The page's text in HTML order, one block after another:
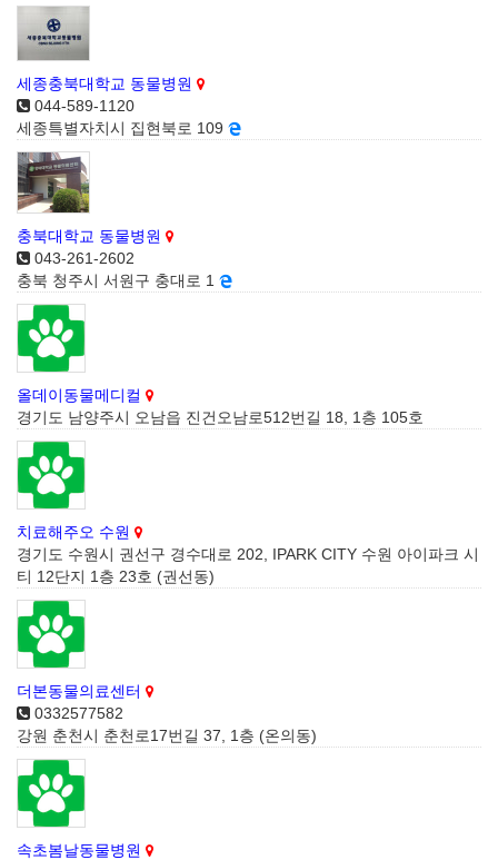
세종충북대학교 동물병원
044-589-1120
세종특별자치시 집현북로 109
충북대학교 동물병원
043-261-2602
충북 청주시 서원구 충대로 1
올데이동물메디컬
경기도 남양주시 오남읍 진건오남로512번길 18, 1층 105호
치료해주오 수원
경기도 수원시 권선구 경수대로 202, IPARK CITY 수원 아이파크 시
티 12단지 1층 23호 (권선동)
더본동물의료센터
0332577582
강원 춘천시 춘천로17번길 37, 1층 (온의동)
속초봄날동물병원